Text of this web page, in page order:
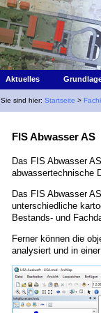
Aktuelles
Sie sind hier: Startseite >
FIS Abwasser AS
Das FIS Abwasser
abwassertechnische
Das FIS Abwasser
unterschiedliche
Bestands- und
Ferner können die
analysiert und in